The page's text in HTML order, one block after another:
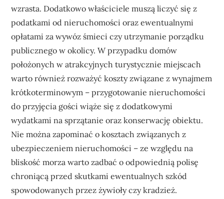
wzrasta. Dodatkowo właściciele muszą liczyć się z
podatkami od nieruchomości oraz ewentualnymi
opłatami za wywóz śmieci czy utrzymanie porządku
publicznego w okolicy. W przypadku domów
położonych w atrakcyjnych turystycznie miejscach
warto również rozważyć koszty związane z wynajmem
krótkoterminowym – przygotowanie nieruchomości
do przyjęcia gości wiąże się z dodatkowymi
wydatkami na sprzątanie oraz konserwację obiektu.
Nie można zapominać o kosztach związanych z
ubezpieczeniem nieruchomości – ze względu na
bliskość morza warto zadbać o odpowiednią polisę
chroniącą przed skutkami ewentualnych szkód
spowodowanych przez żywioły czy kradzież.